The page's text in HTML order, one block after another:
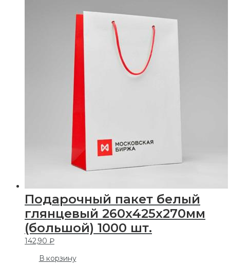
Подарочный пакет белый
глянцевый 260х425х270мм
(большой) 1000 шт.
142,90₽
В корзину